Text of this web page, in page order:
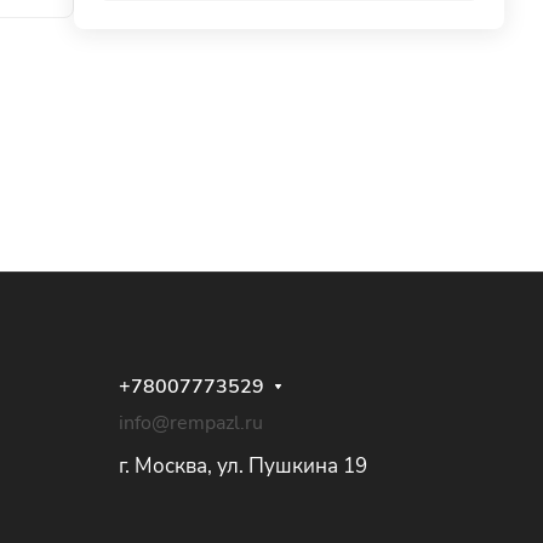
+78007773529
info@rempazl.ru
г. Москва, ул. Пушкина 19